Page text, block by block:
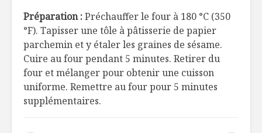
Préparation :Préchauffer le four à 180 °C (350
°F). Tapisser une tôle à pâtisserie de papier
parchemin et y étaler les graines de sésame.
Cuire au four pendant 5 minutes. Retirer du
four et mélanger pour obtenir une cuisson
uniforme. Remettre au four pour 5 minutes
supplémentaires.